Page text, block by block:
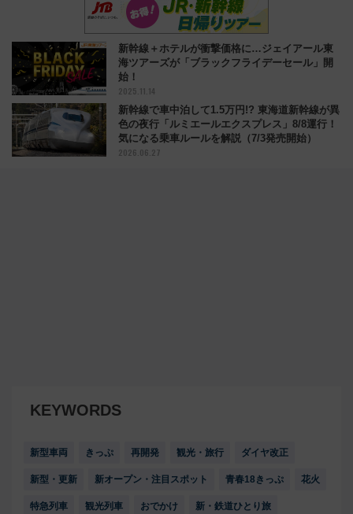
新幹線＋ホテルが衝撃価格に…ジェイアール東
海ツアーズが「ブラックフライデーセール」開
始！
2025.11.14
新幹線で車中泊して1.5万円!? 東海道新幹線が異
色の夜行「ルミエールエクスプレス」8/8運行！
気になる乗車ルールを解説（7/3発売開始）
2026.06.27
KEYWORDS
新型車両 きっぷ 再開発 観光・旅行 ダイヤ改正
新型・更新 新オープン・注目スポット 青春18きっぷ 花火
特急列車 観光列車 おでかけ 新・鉄道ひとり旅